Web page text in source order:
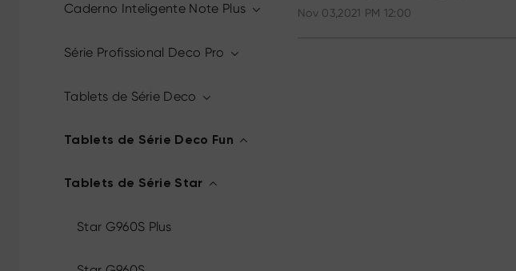
Caderno Inteligente Note Plus
Série Profissional Deco Pro
Tablets de Série Deco
Tablets de Série Deco Fun
Tablets de Série Star
Star G960S Plus
Nov 03,2021 PM 12:00